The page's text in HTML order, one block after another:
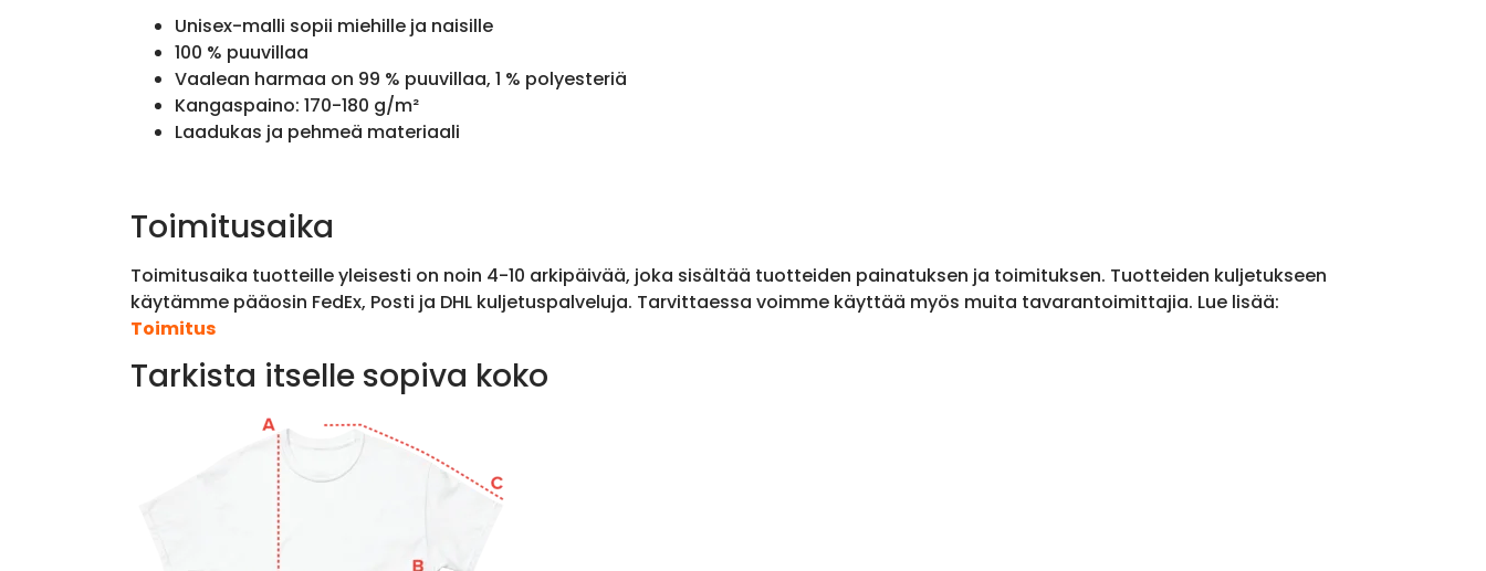
Unisex-malli sopii miehille ja naisille
100 % puuvillaa
Vaalean harmaa on 99 % puuvillaa, 1 % polyesteriä
Kangaspaino: 170-180 g/m²
Laadukas ja pehmeä materiaali
Toimitusaika
Toimitusaika tuotteille yleisesti on noin 4-10 arkipäivää, joka sisältää tuotteiden painatuksen ja toimituksen. Tuotteiden kuljetukseen
käytämme pääosin FedEx, Posti ja DHL kuljetuspalveluja. Tarvittaessa voimme käyttää myös muita tavarantoimittajia. Lue lisää:
Toimitus
Tarkista itselle sopiva koko